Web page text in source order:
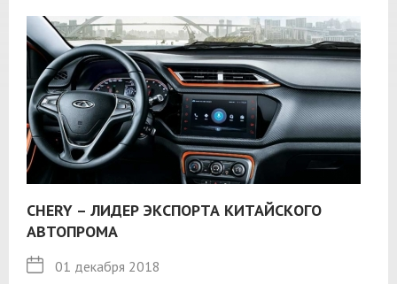
CHERY – ЛИДЕР ЭКСПОРТА КИТАЙСКОГО
АВТОПРОМА
01 декабря 2018